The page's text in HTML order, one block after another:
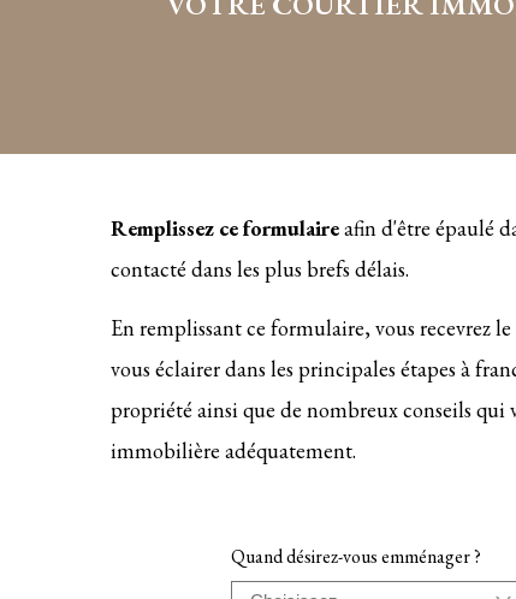
Remplissez ce formulaireafin d'être épaulé
contacté dans les plus brefs délais.
En remplissant ce formulaire, vous recevrez le
vous éclairer dans les principales étapes à
propriété ainsi que de nombreux conseils
immobilière adéquatement.
Quand désirez-vous emménager ?